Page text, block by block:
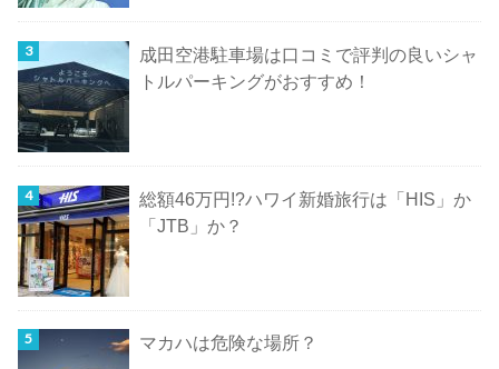
成田空港駐車場は口コミで評判の良いシャ
トルパーキングがおすすめ！
総額46万円!?ハワイ新婚旅行は「HIS」か
「JTB」か？
マカハは危険な場所？